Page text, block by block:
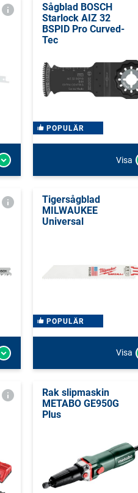
Sågblad BOSCH
Starlock AIZ 32
BSPID Pro Curved-
Tec
POPULÄR
Visa
Tigersågblad
MILWAUKEE
Universal
POPULÄR
Visa
Rak slipmaskin
METABO GE950G
Plus